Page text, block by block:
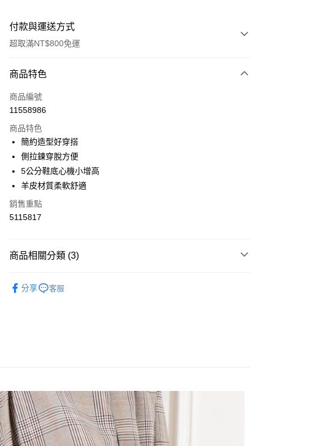
付款與運送方式
超取滿NT$800免運
付款方式
信用卡一次付款
LINE Pay
Apple Pay
街口支付
悠遊付
相關說明
AFTEE先享後付是「在收到商品之後才付款」的支付方式。 讓您購物簡單
便利好安心！
／ATM／網路銀行／等多元方式進行付款，方視為交易完成。
※ 請注意：結帳手續完成當下不需立刻繳費，但若您需要取消訂單，請聯
絡購買商品的店家。未經商家同意取消之訂單仍視為有效，需透過AFTEE
先享後付繳納相關費用。
※ 交易是否成功請以「AFTEE先享後付 」之結帳頁面顯示為準，若有關於
每筆NT$60，滿NT$800(含以上)免運費
7-11取貨付款
每筆NT$60，滿NT$800(含以上)免運費
商品特色
商品編號
11558986
商品特色
簡約造型好穿搭
側拉鍊穿脫方便
5公分鞋底心機小增高
羊皮材質柔軟舒適
銷售重點
5115817
商品相關分類 (3)
分享 客服